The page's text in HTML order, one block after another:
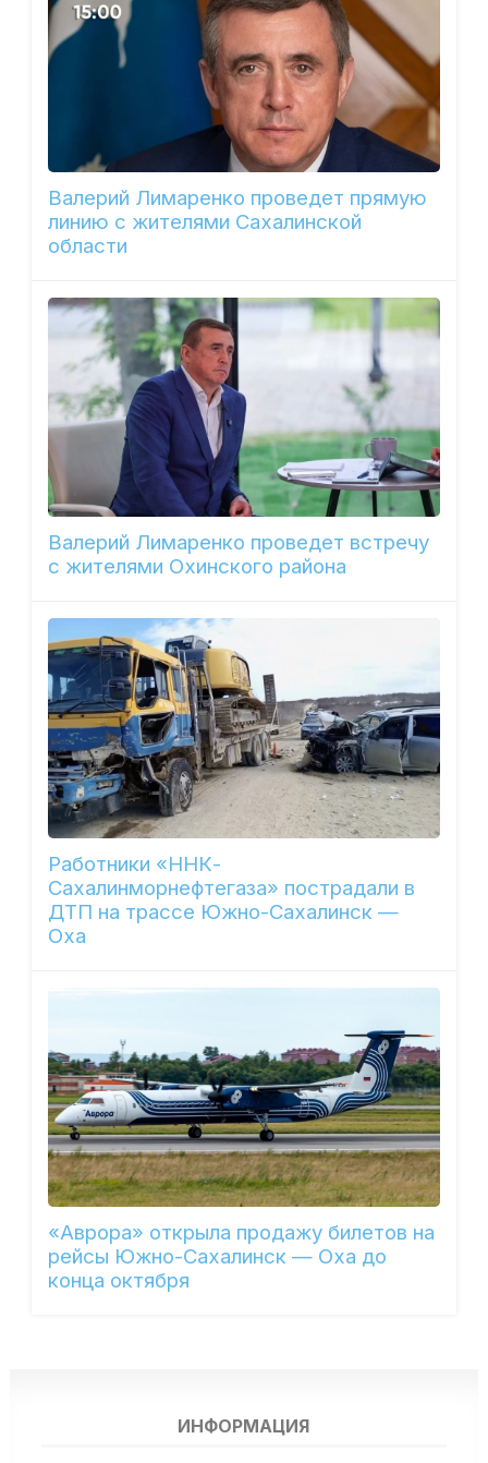
Валерий Лимаренко проведет прямую
линию с жителями Сахалинской
области
Валерий Лимаренко проведет встречу
с жителями Охинского района
Работники «ННК-
Сахалинморнефтегаза» пострадали в
ДТП на трассе Южно-Сахалинск —
Оха
«Аврора» открыла продажу билетов на
рейсы Южно-Сахалинск — Оха до
конца октября
ИНФОРМАЦИЯ